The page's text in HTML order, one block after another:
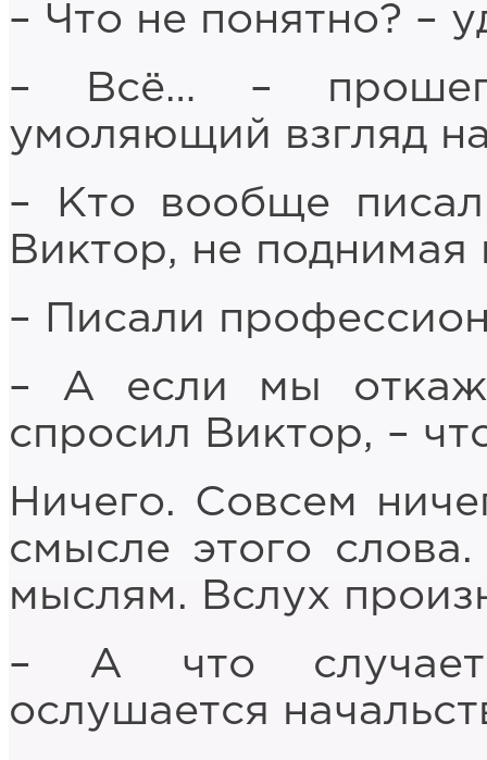
– Что не понятно? –
– Всё… –
умоляющий взгляд
– Кто вообще
Виктор, не поднимая
– Писали
– А если мы
спросил Виктор, –
Ничего. Совсем
смысле этого
мыслям. Вслух
– А что
ослушается